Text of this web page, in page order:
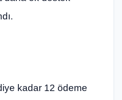
kadar 12 ödeme